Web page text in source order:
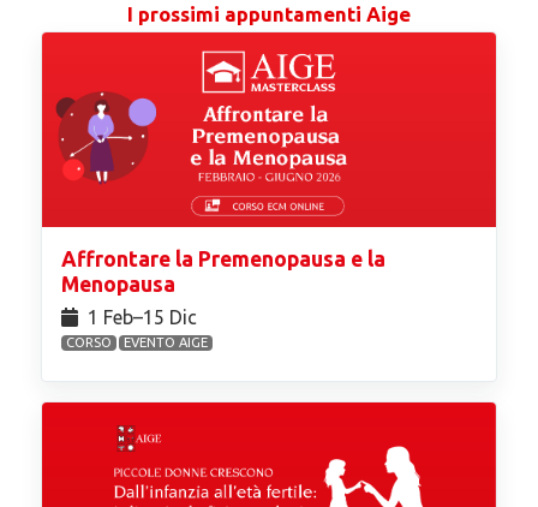
I prossimi appuntamenti Aige
Affrontare la Premenopausa e la
Menopausa
1 Feb⁠–15 Dic
CORSO EVENTO AIGE